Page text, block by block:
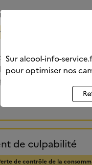
arrêter
arrête ensemble Forums
les matins je me
je prends mon
m'aider à(...)
lien
de culpabilité
de contrôle de la
Sur alcool-info-
pour optimiser nos